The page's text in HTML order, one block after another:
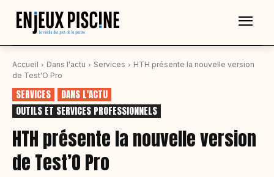
Accueil Dans l'actu Services
HTH présente la nouvelle version
de Test'O Pro
SERVICES
DANS L'ACTU
OUTILS ET SERVICES PROFESSIONNELS
HTH présente la nouvelle version
de Test’O Pro